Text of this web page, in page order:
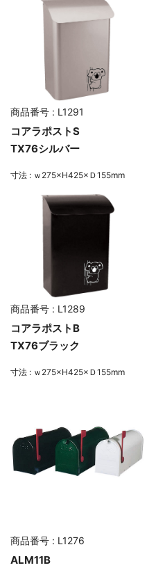
商品番号 : L1291
コアラポストS
TX76シルバー
寸法 : ｗ275×H425×Ｄ155mm
商品番号 : L1289
コアラポストB
TX76ブラック
寸法 : ｗ275×H425×Ｄ155mm
商品番号 : L1276
ALM11B